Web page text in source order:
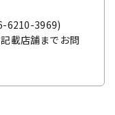
6210-3969)
載店舗までお問